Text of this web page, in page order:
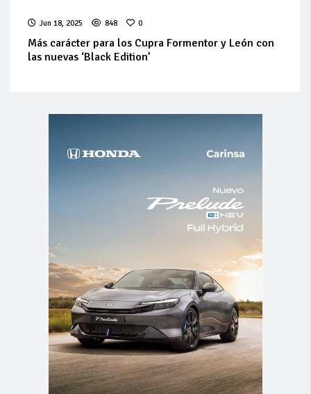
Jun 18, 2025 848 0
Más carácter para los Cupra Formentor y León con
las nuevas ‘Black Edition’